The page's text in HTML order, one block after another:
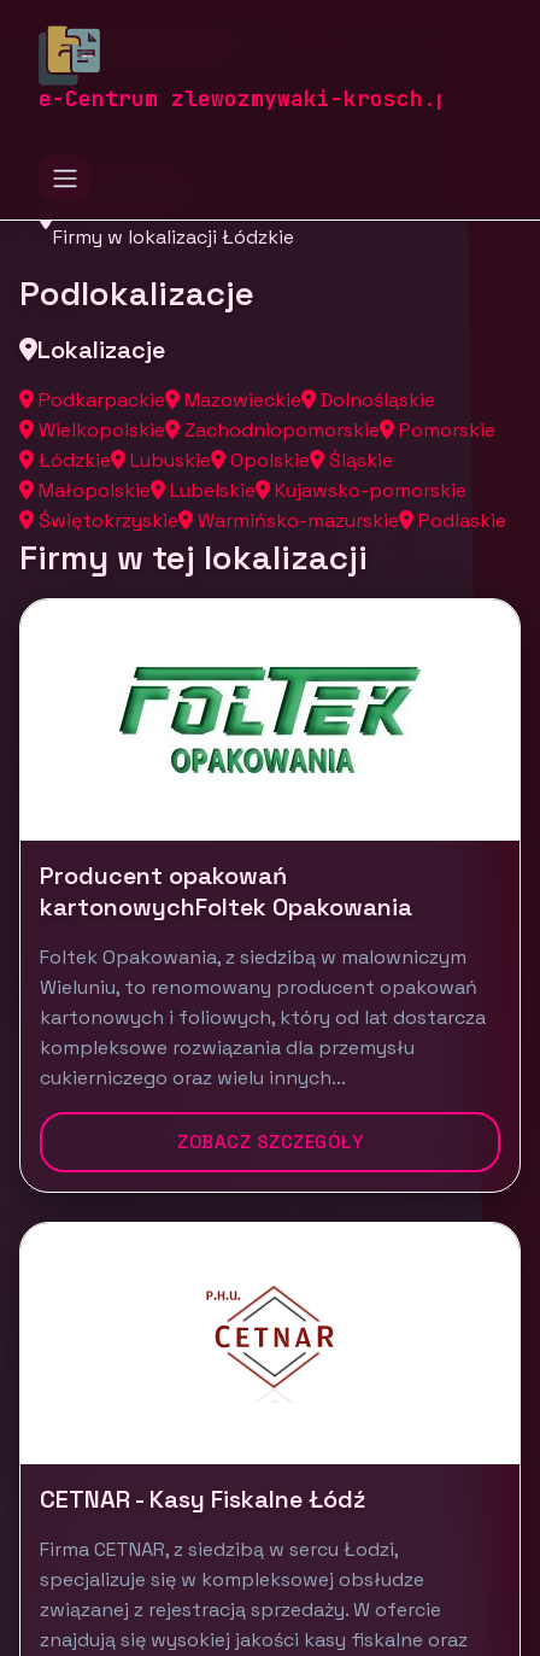
e-Centrum zlewozmywaki-krosch.pl
zlewozmywaki-krosch.pl
Firmy z województwa
Łódzkie
Firmy w lokalizacji Łódzkie
Podlokalizacje
Lokalizacje
Podkarpackie Mazowieckie
Dolnośląskie
Wielkopolskie
Zachodniopomorskie
Pomorskie
Łódzkie
Lubuskie Opolskie
Śląskie
Małopolskie
Lubelskie
Kujawsko-pomorskie
Świętokrzyskie
Warmińsko-mazurskie Podlaskie
Firmy w tej lokalizacji
Producent opakowań
kartonowychFoltek Opakowania
Foltek Opakowania, z siedzibą w malowniczym
Wieluniu, to renomowany producent opakowań
kartonowych i foliowych, który od lat dostarcza
kompleksowe rozwiązania dla przemysłu
cukierniczego oraz wielu innych...
ZOBACZ SZCZEGÓŁY
CETNAR - Kasy Fiskalne Łódź
Firma CETNAR, z siedzibą w sercu Łodzi,
specjalizuje się w kompleksowej obsłudze
związanej z rejestracją sprzedaży. W ofercie
znajdują się wysokiej jakości kasy fiskalne oraz